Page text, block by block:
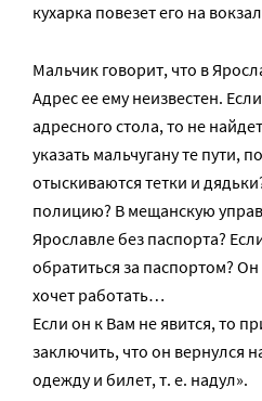
кухарка повезет его на
Мальчик говорит, что в
Адрес ее ему неизвестен.
адресного стола, то не
указать мальчугану те пути,
отыскиваются тетки и
полицию? В мещанскую
Ярославле без паспорта?
обратиться за паспортом?
хочет работать…
Если он к Вам не явится, то
заключить, что он вернулся
одежду и билет, т. е. надул».